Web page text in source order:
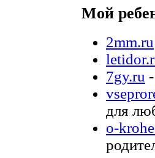
Мой
2mm.ru
7gy.ru
для
o-